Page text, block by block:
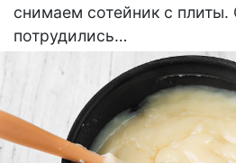
снимаем сотейник с плиты.
потрудились…